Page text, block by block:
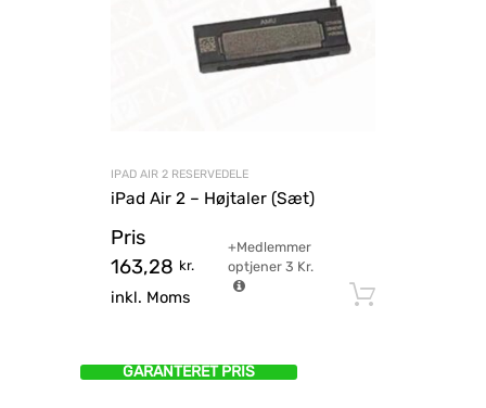
IPAD AIR 2 RESERVEDELE
iPad Air 2 – Højtaler (Sæt)
Pris
163,28 kr.
inkl. Moms
+Medlemmer
optjener 3 Kr.
GARANTERET PRIS